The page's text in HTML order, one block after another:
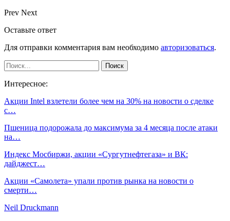
Prev Next
Оставьте ответ
Для отправки комментария вам необходимо авторизоваться.
Интересное:
Акции Intel взлетели более чем на 30% на новости о сделке
с…
Пшеница подорожала до максимума за 4 месяца после атаки
на…
Индекс Мосбиржи, акции «Сургутнефтегаза» и ВК:
дайджест…
Акции «Самолета» упали против рынка на новости о
смерти…
Neil Druckmann